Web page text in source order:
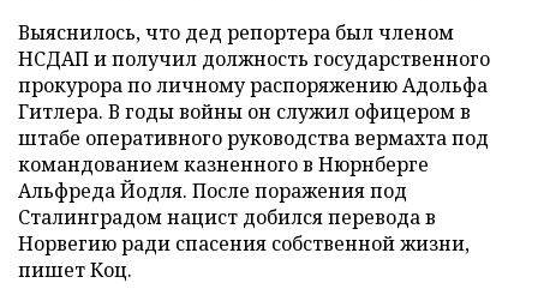
Выяснилось, что дед репортера был членом
НСДАП и получил должность государственного
прокурора по личному распоряжению Адольфа
Гитлера. В годы войны он служил офицером в
штабе оперативного руководства вермахта под
командованием казненного в Нюрнберге
Альфреда Йодля. После поражения под
Сталинградом нацист добился перевода в
Норвегию ради спасения собственной жизни,
пишет Коц.